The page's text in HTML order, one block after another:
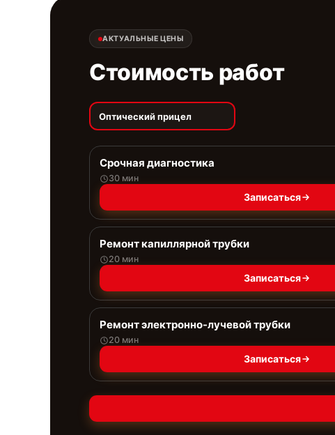
АКТУАЛЬНЫЕ ЦЕНЫ
Стоимость работ
Оптический прицел
Срочная диагностика
30 мин
Записаться
Ремонт капиллярной трубки
20 мин
Записаться
Ремонт электронно-лучевой трубки
20 мин
Записаться